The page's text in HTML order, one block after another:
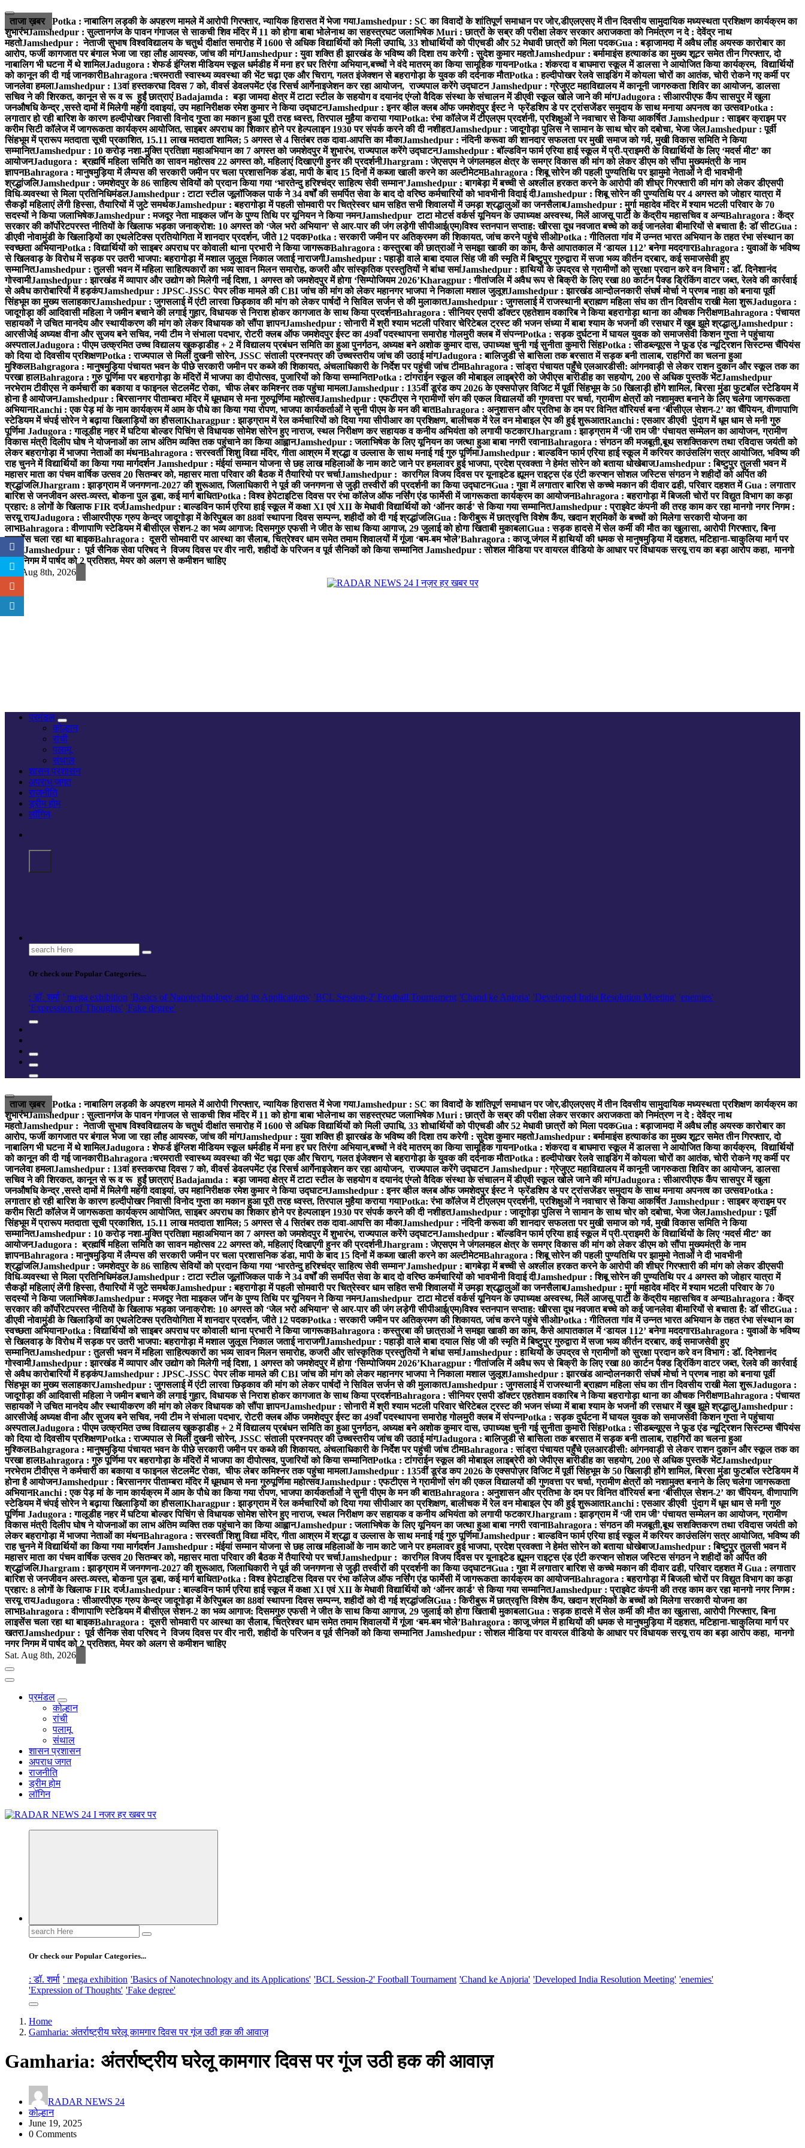
Skip
to
content
ताजा ख़बर Potka : नाबालिग लड़की के अपहरण मामले में आरोपी गिरफ्तार, न्यायिक हिरासत में भेजा गयाJamshedpur : SC का विवादों के शांतिपूर्ण समाधान पर जोर,डीएलएसए में तीन दिवसीय सामुदायिक मध्यस्थता प्रशिक्षण कार्यक्रम का
शुभारंभJamshedpur : सुल्तानगंज के पावन गंगाजल से साकची शिव मंदिर में 11 को होगा बाबा भोलेनाथ का सहस्त्रघट जलाभिषेकMuri : छात्रों के सब्र की परीक्षा लेकर सरकार अराजकता को निमंत्रण न दे : देवेंद्र नाथ
महतोJamshedpur : नेताजी सुभाष विश्वविद्यालय के चतुर्थ दीक्षांत समारोह में 1600 से अधिक विद्यार्थियों को मिली उपाधि, 33 शोधार्थियों को पीएचडी और 52 मेधावी छात्रों को मिला पदकGua : बड़ाजामदा में अवैध लौह अयस्क कारोबार का
आरोप, फर्जी कागजात पर बंगाल भेजा जा रहा लौह आयस्क, जांच की मांगJamshedpur : युवा शक्ति ही झारखंड के भविष्य की दिशा तय करेगी : सुदेश कुमार महतोJamshedpur : बर्मामाइंस हत्याकांड का मुख्य शूटर समेत तीन गिरफ्तार, दो
नाबालिग भी घटना में थे शामिलJadugora : शेफर्ड इंग्लिश मीडियम स्कूल धर्मडीह में मना हर घर तिरंगा अभियान,बच्चों ने वंदे मातरम् का किया सामूहिक गायनPotka : शंकरदा व बाघमारा स्कूल में डालसा ने आयोजित किया कार्यक्रम, विद्यार्थियों
को कानून की दी गई जानकारीBahragora :चरमराती स्वास्थ्य व्यवस्था की भेंट चढ़ा एक और चिराग, गलत इंजेक्शन से बहरागोड़ा के युवक की दर्दनाक मौतPotka : हल्दीपोखर रेलवे साइडिंग में कोयला चोरों का आतंक, चोरी रोकने गए कर्मी पर
जानलेवा हमलाJamshedpur : 13वां हस्तकरघा दिवस 7 को, वीवर्स डेवलपमेंट एंड रिसर्च आर्गेनाइजेशन कर रहा आयोजन, राज्यपाल करेंगे उद्घाटनJamshedpur : ग्रेजुएट महाविद्यालय में कानूनी जागरुकता शिविर का आयोजन, डालसा
सचिव ने की शिरकत, कानून से रू व रू हुईं छात्राएंBadajamda : बड़ा जामदा क्षेत्र में टाटा स्टील के सहयोग व दयानंद एंग्लो वैदिक संस्था के संचालन में डीएवी स्कूल खोले जाने की मांगJadugora : सीआरपीएफ कैंप सासपुर में खुला
जनऔषधि केन्द्र ,सस्ते दामों में मिलेगी महंगी दवाइयां, उप महानिरीक्षक रमेश कुमार ने किया उद्घाटनJamshedpur : इनर व्हील क्लब ऑफ जमशेदपुर ईस्ट ने फ्रेंडशिप डे पर ट्रांसजेंडर समुदाय के साथ मनाया अपनत्व का उत्सवPotka :
लगातार हो रही बारिश के कारण हल्दीपोखर निवासी विनोद गुप्ता का मकान हुआ पूरी तरह ध्वस्त, तिरपाल मुहैया कराया गयाPotka: रंभा कॉलेज में टीएलएम प्रदर्शनी, प्रशिक्षुओं ने नवाचार से किया आकर्षितJamshedpur : साइबर क्राइम पर
करीम सिटी कॉलेज में जागरूकता कार्यक्रम आयोजित, साइबर अपराध का शिकार होने पर हेल्पलाइन 1930 पर संपर्क करने की दी नशीहतJamshedpur : जादूगोड़ा पुलिस ने सामान के साथ चोर को दबोचा, भेजा जेलJamshedpur : पूर्वी
सिंहभूम में प्रारूप मतदाता सूची प्रकाशित, 15.11 लाख मतदाता शामिल; 5 अगस्त से 4 सितंबर तक दावा-आपत्ति का मौकाJamshedpur : नंदिनी करूवा की शानदार सफलता पर मुखी समाज को गर्व, मुखी विकास समिति ने किया
सम्मानितJamshedpur : 10 करोड़ नशा-मुक्ति प्रतिज्ञा महाअभियान का 7 अगस्त को जमशेदपुर में शुभारंभ, राज्यपाल करेंगे उद्घाटनJamshedpur : बॉल्डविन फार्म एरिया हाई स्कूल में प्री-प्राइमरी के विद्यार्थियों के लिए ‘मदर्स मीट’ का
आयोजनJadugora : ब्रह्मर्षि महिला समिति का सावन महोत्सव 22 अगस्त को, महिलाएं दिखाएगी हुनर की प्रदर्शनीJhargram : जेएसएम ने जंगलमहल क्षेत्र के समग्र विकास की मांग को लेकर डीएम को सौंपा मुख्यमंत्री के नाम
ज्ञापनBahragora : मानुषमुड़िया में लैम्पस की सरकारी जमीन पर चला प्रशासनिक डंडा, मापी के बाद 15 दिनों में कब्जा खाली करने का अल्टीमेटमBahragora : शिबू सोरेन की पहली पुण्यतिथि पर झामुमो नेताओं ने दी भावभीनी
श्रद्धांजलिJamshedpur : जमशेदपुर के 86 साहित्य सेवियों को प्रदान किया गया ‘भारतेन्दु हरिश्चंद्र साहित्य सेवी सम्मान’Jamshedpur : बागबेड़ा में बच्ची से अश्लील हरकत करने के आरोपी की शीघ्र गिरफ्तारी की मांग को लेकर डीएसपी
विधि-व्यवस्था से मिला प्रतिनिधिमंडलJamshedpur : टाटा स्टील जूलॉजिकल पार्क ने 34 वर्षों की समर्पित सेवा के बाद दो वरिष्ठ कर्मचारियों को भावभीनी विदाई दीJamshedpur : शिबू सोरेन की पुण्यतिथि पर 4 अगस्त को जोहार यात्रा में
सैकड़ों महिलाएं लेंगी हिस्सा, तैयारियों में जुटे समर्थकJamshedpur : बहरागोड़ा में पहली सोमवारी पर चित्रेस्वर धाम सहित सभी शिवालयों में उमड़ा श्रद्धालुओं का जनसैलाबJamshedpur : मुर्गा महादेव मंदिर में श्याम भटली परिवार के 70
सदस्यों ने किया जलाभिषेकJamshedpur : मजदूर नेता माइकल जॉन के पुण्य तिथि पर यूनियन ने किया नमनJamshedpur टाटा मोटर्स वर्कर्स यूनियन के उपाध्यक्ष अस्वस्थ, मिलें आजसू पार्टी के केंद्रीय महासचिव व अन्यBahragora : केंद्र
सरकार की कॉर्पोरेटपरस्त नीतियों के खिलाफ भड़का जनाक्रोश: 10 अगस्त को ‘जेल भरो अभियान’ से आर-पार की जंग लड़ेगी सीपीआई(एम)विश्व स्तनपान सप्ताह: खीरसा दूध नवजात बच्चे को कई जानलेवा बीमारियों से बचाता है: डॉ सीटGua :
डीएवी नोवामुंडी के खिलाड़ियों का एथलेटिक्स प्रतियोगिता में शानदार प्रदर्शन, जीते 12 पदकPotka : सरकारी जमीन पर अतिक्रमण की शिकायत, जांच करने पहुंचे सीओPotka : गीतिलता गांव में उन्नत भारत अभियान के तहत रंभा संस्थान का
स्वच्छता अभियानPotka : विद्यार्थियों को साइबर अपराध पर कोवाली थाना प्रभारी ने किया जागरूकBahragora : कस्तुरबा की छात्राओं ने समझा खाकी का काम, कैसे आपातकाल में ‘डायल 112’ बनेगा मददगारBahragora : युवाओं के भविष्य
से खिलवाड़ के विरोध में सड़क पर उतरी भाजपा: बहरागोड़ा में मशाल जुलूस निकाल जताई नाराजगीJamshedpur : पहाड़ी वाले बाबा दयाल सिंह जी की स्मृति में बिष्टुपुर गुरुद्वारा में सजा भव्य कीर्तन दरबार, कई समाजसेवी हुए
सम्मानितJamshedpur : तुलसी भवन में महिला साहित्यकारों का भव्य सावन मिलन समारोह, कजरी और सांस्कृतिक प्रस्तुतियों ने बांधा समांJamshedpur : हाथियों के उपद्रव से ग्रामीणों को सुरक्षा प्रदान करे वन विभाग : डॉ. दिनेशानंद
गोस्वामीJamshedpur : झारखंड में व्यापार और उद्योग को मिलेगी नई दिशा, 1 अगस्त को जमशेदपुर में होगा ‘सिम्पोजियम 2026’Kharagpur : गीतांजलि में अवैध रूप से बिक्री के लिए रखा 80 कार्टन पैक्ड ड्रिंकिंग वाटर जब्त, रेलवे की कार्रवाई
से अवैध कारोबारियों में हड़कंपJamshedpur : JPSC-JSSC पेपर लीक मामले की CBI जांच की मांग को लेकर महानगर भाजपा ने निकाला मशाल जुलूशJamshedpur : झारखंड आन्दोलनकारी संघर्ष मोर्चा ने प्रणब नाहा को बनाया पूर्वी
सिंहभूम का मुख्य सलाहकारJamshedpur : जुगसलाई में एंटी लारवा छिड़काव की मांग को लेकर पार्षदों ने सिविल सर्जन से की मुलाकातJamshedpur : जुगसलाई में राजस्थानी ब्राह्मण महिला संघ का तीन दिवसीय राखी मेला शुरूJadugora :
जादूगोड़ा की आदिवासी महिला ने जमीन बचाने की लगाई गुहार, विधायक से निराश होकर कागजात के साथ किया प्रदर्शनBahragora : सीनियर एसपी डॉक्टर एहतेशाम वकारिब ने किया बहरागोड़ा थाना का औचक निरीक्षणBahragora : पंचायत
सहायकों ने उचित मानदेय और स्थायीकरण की मांग को लेकर विधायक को सौंपा ज्ञापनJamshedpur : सोनारी में श्री श्याम भटली परिवार चेरिटेबल ट्रस्ट की भजन संध्या में बाबा श्याम के भजनों की रसधार में खुब झूमे श्रद्धालुJamshedpur :
आरसीजेई अध्यक्ष वीना और सुजय बने सचिव, नयी टीम ने संभाला पदभार, रोटरी क्लब ऑफ जमशेदपुर ईस्ट का 49वाँ पदस्थापना समारोह गोलमुरी क्लब में संपन्नPotka : सड़क दुर्घटना में घायल युवक को समाजसेवी किशन गुप्ता ने पहुंचाया
अस्पतालJadugora : पीएम उत्क्रमित उच्च विद्यालय खुकड़ाडीह + 2 में विद्यालय प्रबंधन समिति का हुआ पुनर्गठन, अध्यक्ष बने अशोक कुमार दास, उपाध्यक्ष चुनी गई सुनीता कुमारी सिंहPotka : सीडब्ल्यूएस ने फूड एंड न्यूट्रिशन सिस्टम्स चैंपियंस
को दिया दो दिवसीय प्रशिक्षणPotka : राज्यपाल से मिलीं दुखनी सोरेन, JSSC संताली प्रश्नपत्र की उच्चस्तरीय जांच की उठाई मांगJadugora : बालिजुडी से बासिला तक बरसात में सड़क बनी तालाब, राहगिरों का चलना हुआ
मुश्किलBahgragora : मानुषमुड़िया पंचायत भवन के पीछे सरकारी जमीन पर कब्जे की शिकायत, अंचलाधिकारी के निर्देश पर पहुंची जांच टीमBahragora : सांड्रा पंचायत पहुँचे एलआरडीसी: आंगनवाड़ी से लेकर राशन दुकान और स्कूल तक का
परखा हालBahragora : गुरु पूर्णिमा पर बहरागोड़ा के मंदिरों में भाजपा का दीपोत्सव, पुजारियों को किया सम्मानितPotka : टांगराईन स्कूल की मोबाइल लाइब्रेरी को जेपीएस बारीडीह का सहयोग, 200 से अधिक पुस्तकें भेंटJamshedpur
नरभेराम टीवीएस ने कर्मचारी का बकाया व फाइनल सेटलमेंट रोका, चीफ लेबर कमिश्नर तक पहुंचा मामलाJamshedpur : 135वीं डूरंड कप 2026 के एक्सपोज़र विजिट में पूर्वी सिंहभूम के 50 खिलाड़ी होंगे शामिल, बिरसा मुंडा फुटबॉल स्टेडियम में
होना है आयोजनJamshedpur : बिरसानगर पीताम्बरा मंदिर में धूमधाम से मना गुरुपूर्णिमा महोत्सवJamshedpur : एफटीएस ने ग्रामीणों संग की एकल विद्यालयों की गुणवत्ता पर चर्चा, ग्रामीण क्षेत्रों को नशामुक्त बनाने के लिए चलेगा जागरूकता
अभियानRanchi : एक पेड़ मां के नाम कार्यक्रम में आम के पौधे का किया गया रोपण, भाजपा कार्यकर्ताओं ने सुनी पीएम के मन की बातBahragora : अनुशासन और प्रतिभा के दम पर विनित वॉरियर्स बना ‘बीसीएल सेशन-2’ का चैंपियन, वीणापाणि
स्टेडियम में चंपई सोरेन ने बढ़ाया खिलाड़ियों का हौसलाKharagpur : झाड़ग्राम में रेल कर्मचारियों को दिया गया सीपीआर का प्रशिक्षण, बालीचक में रेल वन मोबाइल ऐप की हुई शुरूआतRanchi : एसआर डीएवी पुंदाग में धूम धाम से मनी गुरु
पूर्णिमाJadugora : गालूडीह नहर में घटिया बोल्डर पिचिंग से विधायक सोमेश सोरेन हुए नाराज, स्थल निरीक्षण कर सहायक व कनीय अभियंता को लगायी फटकारJhargram : झाड़ग्राम में ‘जी राम जी’ पंचायत सम्मेलन का आयोजन, ग्रामीण
विकास मंत्री दिलीप घोष ने योजनाओं का लाभ अंतिम व्यक्ति तक पहुंचाने का किया आह्वानJamshedpur : जलाभिषेक के लिए यूनियन का जत्था हुआ बाबा नगरी रवानाBahragora : संगठन की मजबूती,बूथ सशक्तिकरण तथा रविदास जयंती को
लेकर बहरागोड़ा में भाजपा नेताओं का मंथनBahragora : सरस्वती शिशु विद्या मंदिर, गीता आश्रम में श्रद्धा व उल्लास के साथ मनाई गई गुरु पूर्णिमाJamshedpur : बाल्डविन फार्म एरिया हाई स्कूल में करियर काउंसलिंग सत्र आयोजित, भविष्य की
राह चुनने में विद्यार्थियों का किया गया मार्गदर्शनJamshedpur : मंईयां सम्मान योजना से छह लाख महिलाओं के नाम काटे जाने पर हमलावर हुई भाजपा, प्रदेश प्रवक्ता ने हेमंत सोरेन को बताया धोखेबाजJamshedpur : बिष्टुपुर तुलसी भवन में
महासर माता का पंचम वार्षिक उत्सव 20 सितम्बर को, महासर माता परिवार की बैठक में तैयारियो पर चर्चाJamshedpur : कारगिल विजय दिवस पर यूनाइटेड ह्यूमन राइट्स एंड एंटी करप्शन सोशल जस्टिस संगठन ने शहीदों को अर्पित की
श्रद्धांजलिJhargram : झाड़ग्राम में जनगणना-2027 की शुरूआत, जिलाधिकारी ने पूर्व की जनगणना से जुड़ी तस्वीरों की प्रदर्शनी का किया उद्घाटनGua : गुवा में लगातार बारिश से कच्चे मकान की दीवार ढही, परिवार दहशत मेंGua : लगातार
बारिश से जनजीवन अस्त-व्यस्त, बोकना पुल डूबा, कई मार्ग बाधितPotka : विश्व हेपेटाइटिस दिवस पर रंभा कॉलेज ऑफ नर्सिंग एंड फार्मेसी में जागरूकता कार्यक्रम का आयोजनBahragora : बहरागोड़ा में बिजली चोरों पर विद्युत विभाग का कड़ा
प्रहार: 8 लोगों के खिलाफ FIR दर्जJamshedpur : बाल्डविन फार्म एरिया हाई स्कूल में कक्षा XI एवं XII के मेधावी विद्यार्थियों को ‘ऑनर कार्ड’ से किया गया सम्मानितJamshedpur : प्राइवेट कंपनी की तरह काम कर रहा मानगो नगर निगम :
सरयू रायJadugora : सीआरपीएफ ग्रुप केन्द्र जादूगोड़ा में केरिपुबल का 88वां स्थापना दिवस सम्पन्न, शहीदों को दी गई श्रद्धांजलिGua : किरीबुरू में छात्रवृत्ति विशेष कैंप, खदान श्रमिकों के बच्चों को मिलेगा सरकारी योजना का
लाभBahragora : वीणापाणि स्टेडियम में बीसीएल सेशन-2 का भव्य आगाज: दिसमगुरु एफसी ने जीत के साथ किया आगाज, 29 जुलाई को होगा खिताबी मुकाबलाGua : सड़क हादसे में सेल कर्मी की मौत का खुलासा, आरोपी गिरफ्तार, बिना
लाइसेंस चला रहा था बाइकBahragora : दूसरी सोमवारी पर आस्था का सैलाब, चित्रेश्वर धाम समेत तमाम शिवालयों में गूंजा ‘बम-बम भोले’Bahragora : काजू जंगल में हाथियों की धमक से मानुषमुड़िया में दहशत, मटिहाना-चाकुलिया मार्ग पर
खतरा Jamshedpur : पूर्व सैनिक सेवा परिषद ने विजय दिवस पर वीर नारी, शहीदों के परिजन व पूर्व सैनिकों को किया सम्मानितJamshedpur : सोशल मीडिया पर वायरल वीडियो के आधार पर विधायक सरयू राय का बड़ा आरोप कहा, मानगो
नगर निगम में पार्षद को 2 प्रतिशत, मेयर को अलग से कमीशन चाहिए
Sat. Aug 8th, 2026
नज़र हर खबर पर
प्रमंडल
कोल्हान
रांची
पलामू
संथाल
शासन प्रशासन
अपराध जगत
राजनीति
ड्रीम होम
लॉगिन
Search
for:
Or check our Popular Categories...
: डॉ. शर्मा ' mega exhibition 'Basics of Nanotechnology and its Applications' 'BCL Session-2' Football Tournament 'Chand ke Anjoria' 'Developed India Resolution Meeting' 'enemies'
'Expression of Thoughts' 'Fake degree'
ताजा ख़बर Potka : नाबालिग लड़की के अपहरण मामले में आरोपी गिरफ्तार, न्यायिक हिरासत में भेजा गयाJamshedpur : SC का विवादों के शांतिपूर्ण समाधान पर जोर,डीएलएसए में तीन दिवसीय सामुदायिक मध्यस्थता प्रशिक्षण कार्यक्रम का
शुभारंभJamshedpur : सुल्तानगंज के पावन गंगाजल से साकची शिव मंदिर में 11 को होगा बाबा भोलेनाथ का सहस्त्रघट जलाभिषेकMuri : छात्रों के सब्र की परीक्षा लेकर सरकार अराजकता को निमंत्रण न दे : देवेंद्र नाथ
महतोJamshedpur : नेताजी सुभाष विश्वविद्यालय के चतुर्थ दीक्षांत समारोह में 1600 से अधिक विद्यार्थियों को मिली उपाधि, 33 शोधार्थियों को पीएचडी और 52 मेधावी छात्रों को मिला पदकGua : बड़ाजामदा में अवैध लौह अयस्क कारोबार का
आरोप, फर्जी कागजात पर बंगाल भेजा जा रहा लौह आयस्क, जांच की मांगJamshedpur : युवा शक्ति ही झारखंड के भविष्य की दिशा तय करेगी : सुदेश कुमार महतोJamshedpur : बर्मामाइंस हत्याकांड का मुख्य शूटर समेत तीन गिरफ्तार, दो
नाबालिग भी घटना में थे शामिलJadugora : शेफर्ड इंग्लिश मीडियम स्कूल धर्मडीह में मना हर घर तिरंगा अभियान,बच्चों ने वंदे मातरम् का किया सामूहिक गायनPotka : शंकरदा व बाघमारा स्कूल में डालसा ने आयोजित किया कार्यक्रम, विद्यार्थियों
को कानून की दी गई जानकारीBahragora :चरमराती स्वास्थ्य व्यवस्था की भेंट चढ़ा एक और चिराग, गलत इंजेक्शन से बहरागोड़ा के युवक की दर्दनाक मौतPotka : हल्दीपोखर रेलवे साइडिंग में कोयला चोरों का आतंक, चोरी रोकने गए कर्मी पर
जानलेवा हमलाJamshedpur : 13वां हस्तकरघा दिवस 7 को, वीवर्स डेवलपमेंट एंड रिसर्च आर्गेनाइजेशन कर रहा आयोजन, राज्यपाल करेंगे उद्घाटनJamshedpur : ग्रेजुएट महाविद्यालय में कानूनी जागरुकता शिविर का आयोजन, डालसा
सचिव ने की शिरकत, कानून से रू व रू हुईं छात्राएंBadajamda : बड़ा जामदा क्षेत्र में टाटा स्टील के सहयोग व दयानंद एंग्लो वैदिक संस्था के संचालन में डीएवी स्कूल खोले जाने की मांगJadugora : सीआरपीएफ कैंप सासपुर में खुला
जनऔषधि केन्द्र ,सस्ते दामों में मिलेगी महंगी दवाइयां, उप महानिरीक्षक रमेश कुमार ने किया उद्घाटनJamshedpur : इनर व्हील क्लब ऑफ जमशेदपुर ईस्ट ने फ्रेंडशिप डे पर ट्रांसजेंडर समुदाय के साथ मनाया अपनत्व का उत्सवPotka :
लगातार हो रही बारिश के कारण हल्दीपोखर निवासी विनोद गुप्ता का मकान हुआ पूरी तरह ध्वस्त, तिरपाल मुहैया कराया गयाPotka: रंभा कॉलेज में टीएलएम प्रदर्शनी, प्रशिक्षुओं ने नवाचार से किया आकर्षितJamshedpur : साइबर क्राइम पर
करीम सिटी कॉलेज में जागरूकता कार्यक्रम आयोजित, साइबर अपराध का शिकार होने पर हेल्पलाइन 1930 पर संपर्क करने की दी नशीहतJamshedpur : जादूगोड़ा पुलिस ने सामान के साथ चोर को दबोचा, भेजा जेलJamshedpur : पूर्वी
सिंहभूम में प्रारूप मतदाता सूची प्रकाशित, 15.11 लाख मतदाता शामिल; 5 अगस्त से 4 सितंबर तक दावा-आपत्ति का मौकाJamshedpur : नंदिनी करूवा की शानदार सफलता पर मुखी समाज को गर्व, मुखी विकास समिति ने किया
सम्मानितJamshedpur : 10 करोड़ नशा-मुक्ति प्रतिज्ञा महाअभियान का 7 अगस्त को जमशेदपुर में शुभारंभ, राज्यपाल करेंगे उद्घाटनJamshedpur : बॉल्डविन फार्म एरिया हाई स्कूल में प्री-प्राइमरी के विद्यार्थियों के लिए ‘मदर्स मीट’ का
आयोजनJadugora : ब्रह्मर्षि महिला समिति का सावन महोत्सव 22 अगस्त को, महिलाएं दिखाएगी हुनर की प्रदर्शनीJhargram : जेएसएम ने जंगलमहल क्षेत्र के समग्र विकास की मांग को लेकर डीएम को सौंपा मुख्यमंत्री के नाम
ज्ञापनBahragora : मानुषमुड़िया में लैम्पस की सरकारी जमीन पर चला प्रशासनिक डंडा, मापी के बाद 15 दिनों में कब्जा खाली करने का अल्टीमेटमBahragora : शिबू सोरेन की पहली पुण्यतिथि पर झामुमो नेताओं ने दी भावभीनी
श्रद्धांजलिJamshedpur : जमशेदपुर के 86 साहित्य सेवियों को प्रदान किया गया ‘भारतेन्दु हरिश्चंद्र साहित्य सेवी सम्मान’Jamshedpur : बागबेड़ा में बच्ची से अश्लील हरकत करने के आरोपी की शीघ्र गिरफ्तारी की मांग को लेकर डीएसपी
विधि-व्यवस्था से मिला प्रतिनिधिमंडलJamshedpur : टाटा स्टील जूलॉजिकल पार्क ने 34 वर्षों की समर्पित सेवा के बाद दो वरिष्ठ कर्मचारियों को भावभीनी विदाई दीJamshedpur : शिबू सोरेन की पुण्यतिथि पर 4 अगस्त को जोहार यात्रा में
सैकड़ों महिलाएं लेंगी हिस्सा, तैयारियों में जुटे समर्थकJamshedpur : बहरागोड़ा में पहली सोमवारी पर चित्रेस्वर धाम सहित सभी शिवालयों में उमड़ा श्रद्धालुओं का जनसैलाबJamshedpur : मुर्गा महादेव मंदिर में श्याम भटली परिवार के 70
सदस्यों ने किया जलाभिषेकJamshedpur : मजदूर नेता माइकल जॉन के पुण्य तिथि पर यूनियन ने किया नमनJamshedpur टाटा मोटर्स वर्कर्स यूनियन के उपाध्यक्ष अस्वस्थ, मिलें आजसू पार्टी के केंद्रीय महासचिव व अन्यBahragora : केंद्र
सरकार की कॉर्पोरेटपरस्त नीतियों के खिलाफ भड़का जनाक्रोश: 10 अगस्त को ‘जेल भरो अभियान’ से आर-पार की जंग लड़ेगी सीपीआई(एम)विश्व स्तनपान सप्ताह: खीरसा दूध नवजात बच्चे को कई जानलेवा बीमारियों से बचाता है: डॉ सीटGua :
डीएवी नोवामुंडी के खिलाड़ियों का एथलेटिक्स प्रतियोगिता में शानदार प्रदर्शन, जीते 12 पदकPotka : सरकारी जमीन पर अतिक्रमण की शिकायत, जांच करने पहुंचे सीओPotka : गीतिलता गांव में उन्नत भारत अभियान के तहत रंभा संस्थान का
स्वच्छता अभियानPotka : विद्यार्थियों को साइबर अपराध पर कोवाली थाना प्रभारी ने किया जागरूकBahragora : कस्तुरबा की छात्राओं ने समझा खाकी का काम, कैसे आपातकाल में ‘डायल 112’ बनेगा मददगारBahragora : युवाओं के भविष्य
से खिलवाड़ के विरोध में सड़क पर उतरी भाजपा: बहरागोड़ा में मशाल जुलूस निकाल जताई नाराजगीJamshedpur : पहाड़ी वाले बाबा दयाल सिंह जी की स्मृति में बिष्टुपुर गुरुद्वारा में सजा भव्य कीर्तन दरबार, कई समाजसेवी हुए
सम्मानितJamshedpur : तुलसी भवन में महिला साहित्यकारों का भव्य सावन मिलन समारोह, कजरी और सांस्कृतिक प्रस्तुतियों ने बांधा समांJamshedpur : हाथियों के उपद्रव से ग्रामीणों को सुरक्षा प्रदान करे वन विभाग : डॉ. दिनेशानंद
गोस्वामीJamshedpur : झारखंड में व्यापार और उद्योग को मिलेगी नई दिशा, 1 अगस्त को जमशेदपुर में होगा ‘सिम्पोजियम 2026’Kharagpur : गीतांजलि में अवैध रूप से बिक्री के लिए रखा 80 कार्टन पैक्ड ड्रिंकिंग वाटर जब्त, रेलवे की कार्रवाई
से अवैध कारोबारियों में हड़कंपJamshedpur : JPSC-JSSC पेपर लीक मामले की CBI जांच की मांग को लेकर महानगर भाजपा ने निकाला मशाल जुलूशJamshedpur : झारखंड आन्दोलनकारी संघर्ष मोर्चा ने प्रणब नाहा को बनाया पूर्वी
सिंहभूम का मुख्य सलाहकारJamshedpur : जुगसलाई में एंटी लारवा छिड़काव की मांग को लेकर पार्षदों ने सिविल सर्जन से की मुलाकातJamshedpur : जुगसलाई में राजस्थानी ब्राह्मण महिला संघ का तीन दिवसीय राखी मेला शुरूJadugora :
जादूगोड़ा की आदिवासी महिला ने जमीन बचाने की लगाई गुहार, विधायक से निराश होकर कागजात के साथ किया प्रदर्शनBahragora : सीनियर एसपी डॉक्टर एहतेशाम वकारिब ने किया बहरागोड़ा थाना का औचक निरीक्षणBahragora : पंचायत
सहायकों ने उचित मानदेय और स्थायीकरण की मांग को लेकर विधायक को सौंपा ज्ञापनJamshedpur : सोनारी में श्री श्याम भटली परिवार चेरिटेबल ट्रस्ट की भजन संध्या में बाबा श्याम के भजनों की रसधार में खुब झूमे श्रद्धालुJamshedpur :
आरसीजेई अध्यक्ष वीना और सुजय बने सचिव, नयी टीम ने संभाला पदभार, रोटरी क्लब ऑफ जमशेदपुर ईस्ट का 49वाँ पदस्थापना समारोह गोलमुरी क्लब में संपन्नPotka : सड़क दुर्घटना में घायल युवक को समाजसेवी किशन गुप्ता ने पहुंचाया
अस्पतालJadugora : पीएम उत्क्रमित उच्च विद्यालय खुकड़ाडीह + 2 में विद्यालय प्रबंधन समिति का हुआ पुनर्गठन, अध्यक्ष बने अशोक कुमार दास, उपाध्यक्ष चुनी गई सुनीता कुमारी सिंहPotka : सीडब्ल्यूएस ने फूड एंड न्यूट्रिशन सिस्टम्स चैंपियंस
को दिया दो दिवसीय प्रशिक्षणPotka : राज्यपाल से मिलीं दुखनी सोरेन, JSSC संताली प्रश्नपत्र की उच्चस्तरीय जांच की उठाई मांगJadugora : बालिजुडी से बासिला तक बरसात में सड़क बनी तालाब, राहगिरों का चलना हुआ
मुश्किलBahgragora : मानुषमुड़िया पंचायत भवन के पीछे सरकारी जमीन पर कब्जे की शिकायत, अंचलाधिकारी के निर्देश पर पहुंची जांच टीमBahragora : सांड्रा पंचायत पहुँचे एलआरडीसी: आंगनवाड़ी से लेकर राशन दुकान और स्कूल तक का
परखा हालBahragora : गुरु पूर्णिमा पर बहरागोड़ा के मंदिरों में भाजपा का दीपोत्सव, पुजारियों को किया सम्मानितPotka : टांगराईन स्कूल की मोबाइल लाइब्रेरी को जेपीएस बारीडीह का सहयोग, 200 से अधिक पुस्तकें भेंटJamshedpur
नरभेराम टीवीएस ने कर्मचारी का बकाया व फाइनल सेटलमेंट रोका, चीफ लेबर कमिश्नर तक पहुंचा मामलाJamshedpur : 135वीं डूरंड कप 2026 के एक्सपोज़र विजिट में पूर्वी सिंहभूम के 50 खिलाड़ी होंगे शामिल, बिरसा मुंडा फुटबॉल स्टेडियम में
होना है आयोजनJamshedpur : बिरसानगर पीताम्बरा मंदिर में धूमधाम से मना गुरुपूर्णिमा महोत्सवJamshedpur : एफटीएस ने ग्रामीणों संग की एकल विद्यालयों की गुणवत्ता पर चर्चा, ग्रामीण क्षेत्रों को नशामुक्त बनाने के लिए चलेगा जागरूकता
अभियानRanchi : एक पेड़ मां के नाम कार्यक्रम में आम के पौधे का किया गया रोपण, भाजपा कार्यकर्ताओं ने सुनी पीएम के मन की बातBahragora : अनुशासन और प्रतिभा के दम पर विनित वॉरियर्स बना ‘बीसीएल सेशन-2’ का चैंपियन, वीणापाणि
स्टेडियम में चंपई सोरेन ने बढ़ाया खिलाड़ियों का हौसलाKharagpur : झाड़ग्राम में रेल कर्मचारियों को दिया गया सीपीआर का प्रशिक्षण, बालीचक में रेल वन मोबाइल ऐप की हुई शुरूआतRanchi : एसआर डीएवी पुंदाग में धूम धाम से मनी गुरु
पूर्णिमाJadugora : गालूडीह नहर में घटिया बोल्डर पिचिंग से विधायक सोमेश सोरेन हुए नाराज, स्थल निरीक्षण कर सहायक व कनीय अभियंता को लगायी फटकारJhargram : झाड़ग्राम में ‘जी राम जी’ पंचायत सम्मेलन का आयोजन, ग्रामीण
विकास मंत्री दिलीप घोष ने योजनाओं का लाभ अंतिम व्यक्ति तक पहुंचाने का किया आह्वानJamshedpur : जलाभिषेक के लिए यूनियन का जत्था हुआ बाबा नगरी रवानाBahragora : संगठन की मजबूती,बूथ सशक्तिकरण तथा रविदास जयंती को
लेकर बहरागोड़ा में भाजपा नेताओं का मंथनBahragora : सरस्वती शिशु विद्या मंदिर, गीता आश्रम में श्रद्धा व उल्लास के साथ मनाई गई गुरु पूर्णिमाJamshedpur : बाल्डविन फार्म एरिया हाई स्कूल में करियर काउंसलिंग सत्र आयोजित, भविष्य की
राह चुनने में विद्यार्थियों का किया गया मार्गदर्शनJamshedpur : मंईयां सम्मान योजना से छह लाख महिलाओं के नाम काटे जाने पर हमलावर हुई भाजपा, प्रदेश प्रवक्ता ने हेमंत सोरेन को बताया धोखेबाजJamshedpur : बिष्टुपुर तुलसी भवन में
महासर माता का पंचम वार्षिक उत्सव 20 सितम्बर को, महासर माता परिवार की बैठक में तैयारियो पर चर्चाJamshedpur : कारगिल विजय दिवस पर यूनाइटेड ह्यूमन राइट्स एंड एंटी करप्शन सोशल जस्टिस संगठन ने शहीदों को अर्पित की
श्रद्धांजलिJhargram : झाड़ग्राम में जनगणना-2027 की शुरूआत, जिलाधिकारी ने पूर्व की जनगणना से जुड़ी तस्वीरों की प्रदर्शनी का किया उद्घाटनGua : गुवा में लगातार बारिश से कच्चे मकान की दीवार ढही, परिवार दहशत मेंGua : लगातार
बारिश से जनजीवन अस्त-व्यस्त, बोकना पुल डूबा, कई मार्ग बाधितPotka : विश्व हेपेटाइटिस दिवस पर रंभा कॉलेज ऑफ नर्सिंग एंड फार्मेसी में जागरूकता कार्यक्रम का आयोजनBahragora : बहरागोड़ा में बिजली चोरों पर विद्युत विभाग का कड़ा
प्रहार: 8 लोगों के खिलाफ FIR दर्जJamshedpur : बाल्डविन फार्म एरिया हाई स्कूल में कक्षा XI एवं XII के मेधावी विद्यार्थियों को ‘ऑनर कार्ड’ से किया गया सम्मानितJamshedpur : प्राइवेट कंपनी की तरह काम कर रहा मानगो नगर निगम :
सरयू रायJadugora : सीआरपीएफ ग्रुप केन्द्र जादूगोड़ा में केरिपुबल का 88वां स्थापना दिवस सम्पन्न, शहीदों को दी गई श्रद्धांजलिGua : किरीबुरू में छात्रवृत्ति विशेष कैंप, खदान श्रमिकों के बच्चों को मिलेगा सरकारी योजना का
लाभBahragora : वीणापाणि स्टेडियम में बीसीएल सेशन-2 का भव्य आगाज: दिसमगुरु एफसी ने जीत के साथ किया आगाज, 29 जुलाई को होगा खिताबी मुकाबलाGua : सड़क हादसे में सेल कर्मी की मौत का खुलासा, आरोपी गिरफ्तार, बिना
लाइसेंस चला रहा था बाइकBahragora : दूसरी सोमवारी पर आस्था का सैलाब, चित्रेश्वर धाम समेत तमाम शिवालयों में गूंजा ‘बम-बम भोले’Bahragora : काजू जंगल में हाथियों की धमक से मानुषमुड़िया में दहशत, मटिहाना-चाकुलिया मार्ग पर
खतराJamshedpur : पूर्व सैनिक सेवा परिषद ने विजय दिवस पर वीर नारी, शहीदों के परिजन व पूर्व सैनिकों को किया सम्मानितJamshedpur : सोशल मीडिया पर वायरल वीडियो के आधार पर विधायक सरयू राय का बड़ा आरोप कहा, मानगो
नगर निगम में पार्षद को 2 प्रतिशत, मेयर को अलग से कमीशन चाहिए
Sat. Aug 8th, 2026
प्रमंडल
कोल्हान
रांची
पलामू
संथाल
शासन प्रशासन
अपराध जगत
राजनीति
ड्रीम होम
लॉगिन
Search
for:
Or check our Popular Categories...
: डॉ. शर्मा ' mega exhibition 'Basics of Nanotechnology and its Applications' 'BCL Session-2' Football Tournament 'Chand ke Anjoria' 'Developed India Resolution Meeting' 'enemies'
'Expression of Thoughts' 'Fake degree'
Home
Gamharia: अंतर्राष्ट्रीय घरेलू कामगार दिवस पर गूंज उठी हक की आवाज़
Gamharia: अंतर्राष्ट्रीय घरेलू कामगार दिवस पर गूंज उठी हक की आवाज़
RADAR NEWS 24
कोल्हान
June 19, 2025
0 Comments